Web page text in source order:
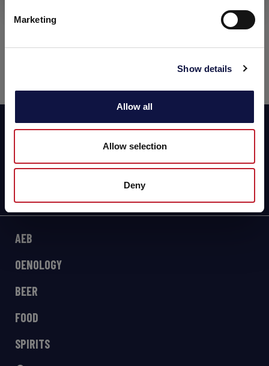
Marketing
Show details
Allow all
Allow selection
Deny
萄酒市场的技术文章，应用建议，视频，活
动和新闻。
Subscribe now to our newsletter!
AEB
OENOLOGY
BEER
FOOD
SPIRITS